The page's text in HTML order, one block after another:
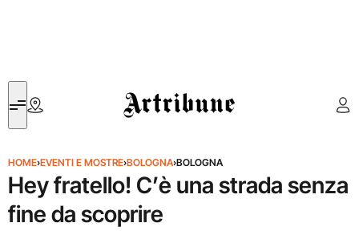
Artribune
HOME›EVENTI E MOSTRE›BOLOGNA›BOLOGNA
Hey fratello! C’è una strada senza
fine da scoprire